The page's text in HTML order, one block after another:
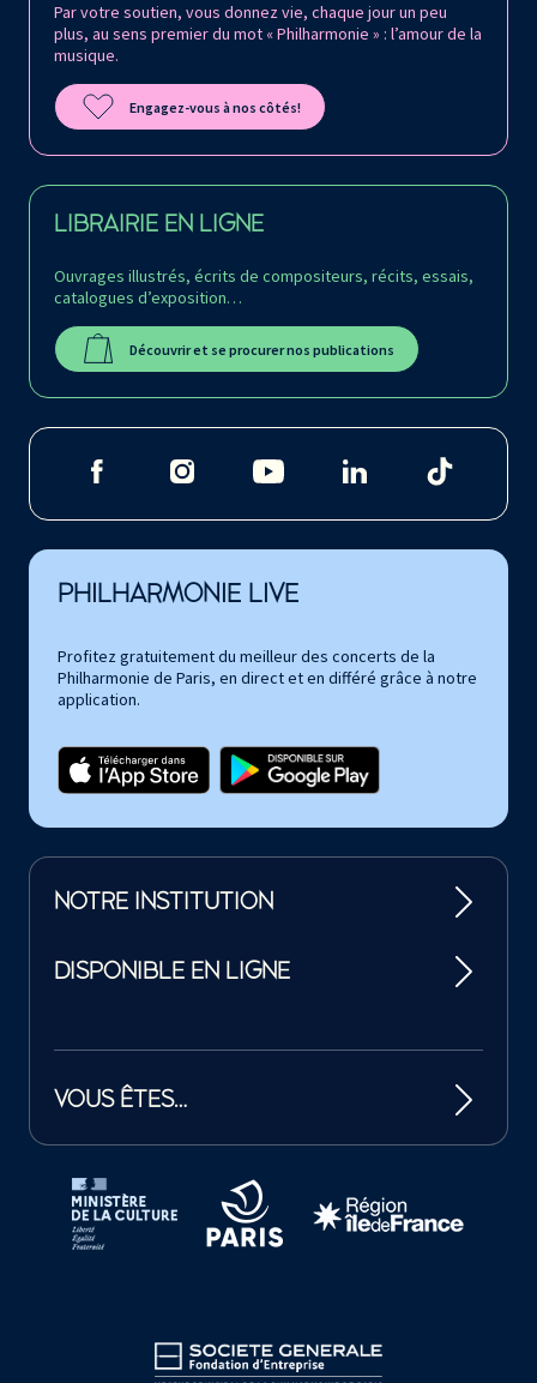
Par votre soutien, vous donnez vie, chaque jour un peu
plus, au sens premier du mot « Philharmonie » : l’amour de la
musique.
Engagez-vous à nos côtés!
LIBRAIRIE EN LIGNE
Ouvrages illustrés, écrits de compositeurs, récits, essais,
catalogues d’exposition…
Découvrir et se procurer nos publications
PHILHARMONIE LIVE
Profitez gratuitement du meilleur des concerts de la
Philharmonie de Paris, en direct et en différé grâce à notre
application.
NOTRE INSTITUTION
DISPONIBLE EN LIGNE
VOUS ÊTES…
Tutelles et mécènes de la Philharmonie de Paris